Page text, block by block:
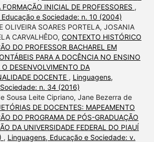
FORMAÇÃO INICIAL DE PROFESSORES ,
e Sociedade: n. 10 (2004)
OLIVEIRA SOARES PORTELA, JOSANIA
CARVALHÊDO, CONTEXTO HISTÓRICO
DO PROFESSOR BACHAREL EM
PARA A DOCÊNCIA NO ENSINO
O DESENVOLVIMENTO DA
DOCENTE , Linguagens,
n. 34 (2016)
Sousa Leite Cipriano, Jane Bezerra de
DE DOCENTES: MAPEAMENTO
DO PROGRAMA DE PÓS-GRADUAÇÃO
DA UNIVERSIDADE FEDERAL DO PIAUÍ
, Linguagens, Educação e Sociedade: v.